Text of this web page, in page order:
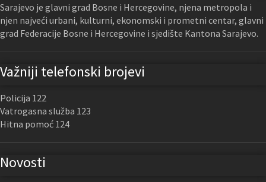
Sarajevo je glavni grad Bosne i Hercegovine, njena metropola i
njen najveći urbani, kulturni, ekonomski i prometni centar, glavni
grad Federacije Bosne i Hercegovine i sjedište Kantona Sarajevo.
Važniji telefonski brojevi
Policija 122
Vatrogasna služba 123
Hitna pomoć 124
Novosti